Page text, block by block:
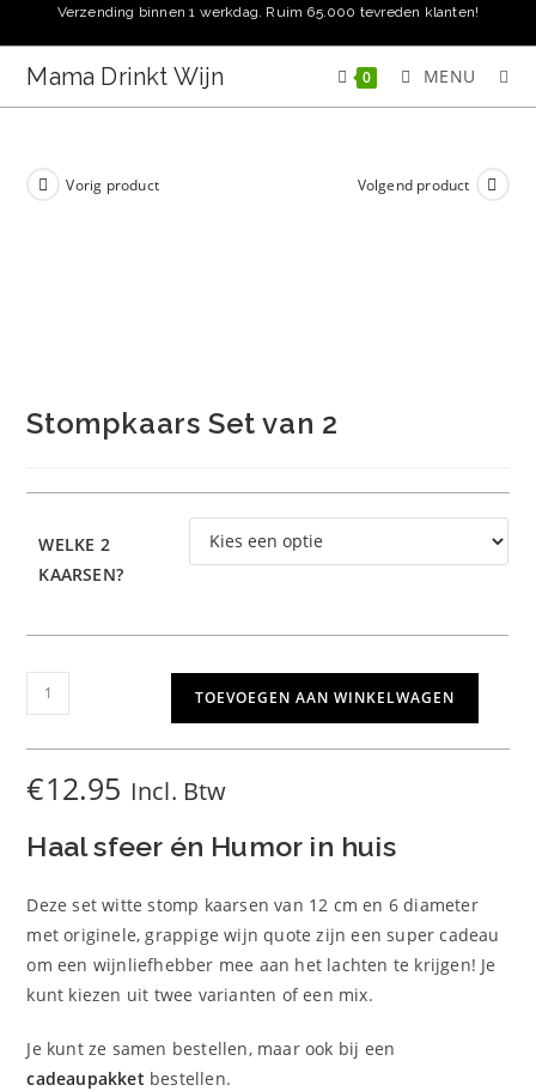
naar
inhoud
Verzending binnen 1 werkdag. Ruim 65.000 tevreden klanten!
Mama Drinkt Wijn 0 MENU
Vorig product Volgend product
Stompkaars Set van 2
WELKE 2
KAARSEN?
Stompkaars
Set
van
2
aantal
TOEVOEGEN AAN WINKELWAGEN
€12.95 Incl. Btw
Haal sfeer én Humor in huis
Deze set witte stomp kaarsen van 12 cm en 6 diameter
met originele, grappige wijn quote zijn een super cadeau
om een wijnliefhebber mee aan het lachten te krijgen! Je
kunt kiezen uit twee varianten of een mix.
Je kunt ze samen bestellen, maar ook bij een
cadeaupakket bestellen.